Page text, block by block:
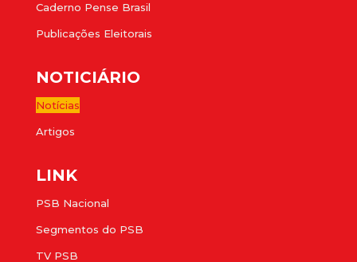
Caderno Pense Brasil
Publicações Eleitorais
NOTICIÁRIO
Notícias
Artigos
LINK
PSB Nacional
Segmentos do PSB
TV PSB